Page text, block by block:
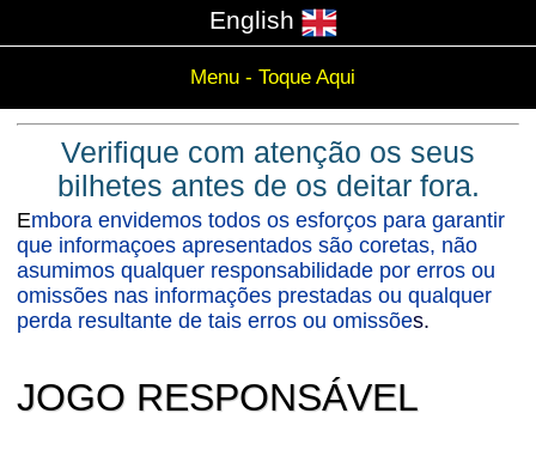
English
Menu - Toque Aqui
Verifique com atenção os seus
bilhetes antes de os deitar fora.
Embora envidemos todos os esforços para garantir
que informaçoes apresentados são coretas, não
asumimos qualquer responsabilidade por erros ou
omissões nas informações prestadas ou qualquer
perda resultante de tais erros ou omissões.
JOGO RESPONSÁVEL